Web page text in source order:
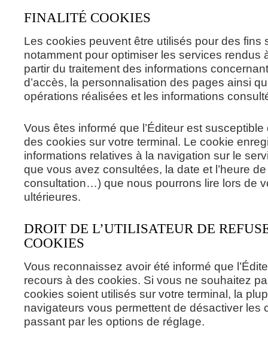
FINALITÉ COOKIES
Les cookies peuvent être utilisés pour des fins
notamment pour optimiser les services rendus
partir du traitement des informations
d’accès, la personnalisation des pages ainsi
opérations réalisées et les informations
Vous êtes informé que l’Éditeur est
des cookies sur votre terminal. Le cookie
informations relatives à la navigation sur le
que vous avez consultées, la date et l’heure
consultation…) que nous pourrons lire lors de
ultérieures.
DROIT DE L’UTILISATEUR DE
COOKIES
Vous reconnaissez avoir été informé que
recours à des cookies. Si vous ne souhaitez
cookies soient utilisés sur votre terminal, la
navigateurs vous permettent de désactiver les
passant par les options de réglage.